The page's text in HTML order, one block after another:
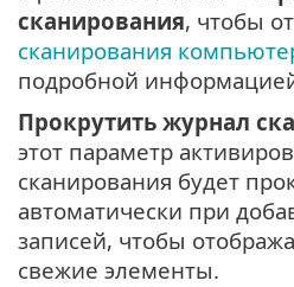
сканирования, чтобы
сканирования
подробной
Прокрутить журнал
этот параметр
сканирования будет
автоматически при
записей, чтобы
свежие элементы.